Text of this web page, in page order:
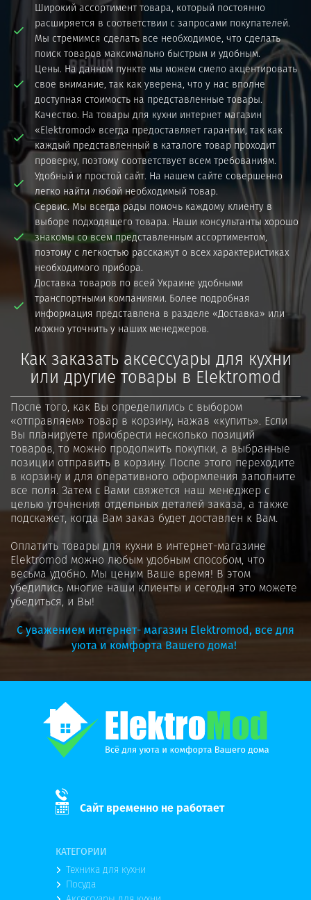
Широкий ассортимент товара, который постоянно
расширяется в соответствии с запросами покупателей.
Мы стремимся сделать все необходимое, что сделать
поиск товаров максимально быстрым и удобным.
Цены. На данном пункте мы можем смело акцентировать
свое внимание, так как уверена, что у нас вполне
доступная стоимость на представленные товары.
Качество. На товары для кухни интернет магазин
«Elektromod» всегда предоставляет гарантии, так как
каждый представленный в каталоге товар проходит
проверку, поэтому соответствует всем требованиям.
Удобный и простой сайт. На нашем сайте совершенно
легко найти любой необходимый товар.
Сервис. Мы всегда рады помочь каждому клиенту в
выборе подходящего товара. Наши консультанты хорошо
знакомы со всем представленным ассортиментом,
поэтому с легкостью расскажут о всех характеристиках
необходимого прибора.
Доставка товаров по всей Украине удобными
транспортными компаниями. Более подробная
информация представлена в разделе «Доставка» или
можно уточнить у наших менеджеров.
Как заказать аксессуары для кухни
или другие товары в Elektromod
После того, как Вы определились с выбором
«отправляем» товар в корзину, нажав «купить». Если
Вы планируете приобрести несколько позиций
товаров, то можно продолжить покупки, а выбранные
позиции отправить в корзину. После этого переходите
в корзину и для оперативного оформления заполните
все поля. Затем с Вами свяжется наш менеджер с
целью уточнения отдельных деталей заказа, а также
подскажет, когда Вам заказ будет доставлен к Вам.
Оплатить товары для кухни в интернет-магазине
Elektromod можно любым удобным способом, что
весьма удобно. Мы ценим Ваше время! В этом
убедились многие наши клиенты и сегодня это можете
убедиться, и Вы!
С уважением интернет- магазин Elektromod, все для
уюта и комфорта Вашего дома!
Сайт временно не работает
КАТЕГОРИИ
Техника для кухни
Посуда